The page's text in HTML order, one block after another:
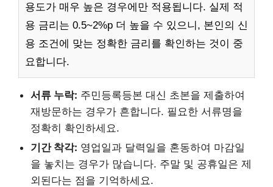
용도가 매우 높은 경우에만 적용됩니다. 실제 적
용 금리는 0.5~2%p 더 높을 수 있으니, 본인의 신
용 조건에 맞는 정확한 금리를 확인하는 것이 중
요합니다.
서류 누락: 주민등록등본 대신 초본을 제출하여
재방문하는 경우가 흔합니다. 필요한 서류명을
정확히 확인하세요.
기간 착각: 영업일과 달력일을 혼동하여 마감일
을 놓치는 경우가 많습니다. 주말 및 공휴일은 제
외된다는 점을 기억하세요.